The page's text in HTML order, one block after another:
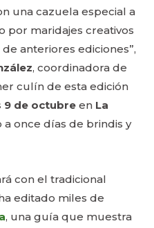
una cazuela especial a
por maridajes creativos
anteriores ediciones”,
, coordinadora de
culín de esta edición
9 de octubre en La
a once días de brindis y
con el tradicional
editado miles de
, una guía que muestra